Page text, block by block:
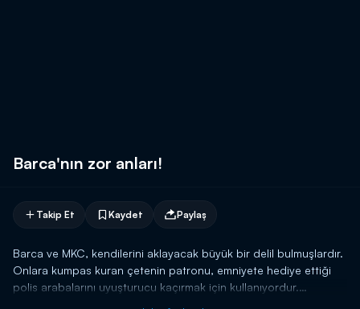
Barca'nın zor anları!
Takip Et Kaydet Paylaş
Barca ve MKC, kendilerini aklayacak büyük bir delil bulmuşlardır.
Onlara kumpas kuran çetenin patronu, emniyete hediye ettiği
polis arabalarını uyuşturucu kaçırmak için kullanıyordur.